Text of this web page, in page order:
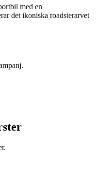
med en
det ikoniska roadsterarvet